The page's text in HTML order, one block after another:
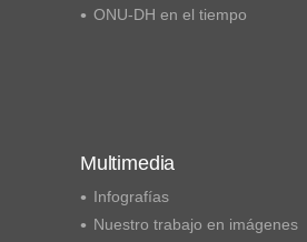
ONU-DH en el tiempo
Multimedia
Infografías
Nuestro trabajo en imágenes